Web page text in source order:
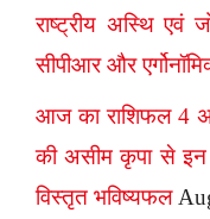
राष्ट्रीय अस्थि एवं
सीपीआर और
आज का राशिफल 4
की असीम कृपा से इन 5
विस्तृत भविष्यफल